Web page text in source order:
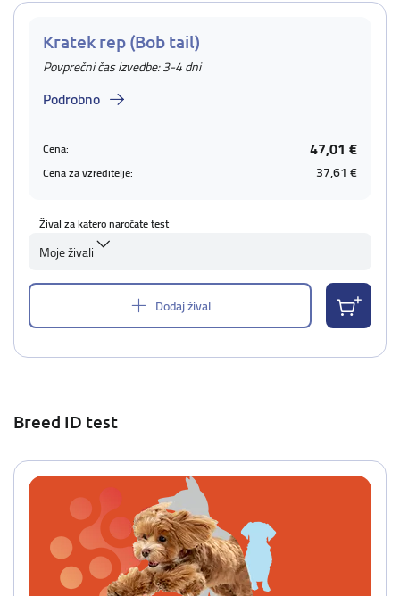
Kratek rep (Bob tail)
Povprečni čas izvedbe: 3-4 dni
Podrobno
Cena: 47,01 €
Cena za vzreditelje: 37,61 €
Žival za katero naročate test
Moje živali
Dodaj žival
Breed ID test